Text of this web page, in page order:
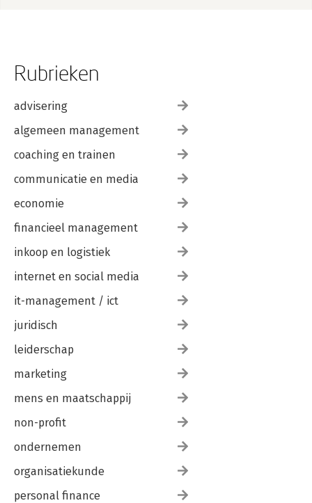
Rubrieken
advisering
algemeen management
coaching en trainen
communicatie en media
economie
financieel management
inkoop en logistiek
internet en social media
it-management / ict
juridisch
leiderschap
marketing
mens en maatschappij
non-profit
ondernemen
organisatiekunde
personal finance